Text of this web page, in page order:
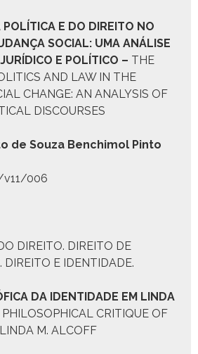
POLÍTICA E DO DIREITO NO
SOCIAL: UMA ANÁLISE
E POLÍTICO – THE
AND LAW IN THE
CHANGE: AN ANALYSIS OF
DISCOURSES
de Souza Benchi­mol Pin­to
006
DIREITO. DIREITO DE
DIREITO E IDENTIDADE.
DA IDENTIDADE EM LINDA
CRITIQUE OF
M. ALCOFF